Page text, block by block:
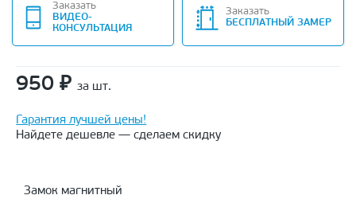
Заказать
ВИДЕО-
КОНСУЛЬТАЦИЯ
Заказать
БЕСПЛАТНЫЙ ЗАМЕР
950 ₽ за шт.
Гарантия лучшей цены!
Найдете дешевле — сделаем скидку
Замок магнитный